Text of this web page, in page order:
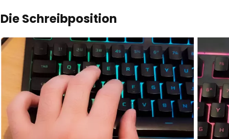
Die Schreibposition